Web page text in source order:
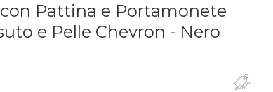
Pattina e Portamonete
e Pelle Chevron - Nero